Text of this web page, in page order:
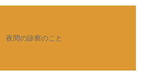
夜間の診察のこと